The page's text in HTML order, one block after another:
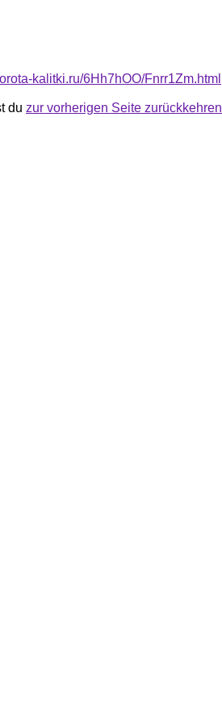
kalitki.ru/6Hh7hOO/Fnrr1Zm.html
du zur vorherigen Seite zurückkehren